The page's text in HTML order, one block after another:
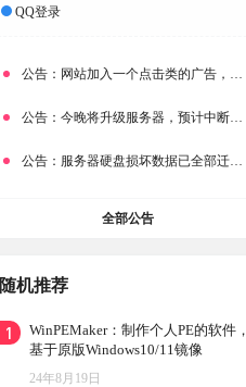
QQ登录
公告： 网站加入一个点击类的广告，大家点击下载按钮需要注意
公告： 今晚将升级服务器，预计中断时常为1分钟
公告： 服务器硬盘损坏数据已全部迁移备份，网站恢复完成！
全部公告
随机推荐
1
WinPEMaker：制作个人PE的软件，
基于原版Windows10/11镜像
24年8月19日